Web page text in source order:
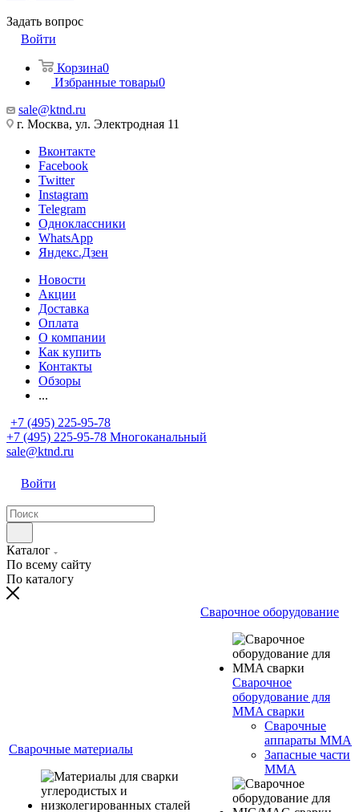
Задать вопрос
Войти
Корзина0
Избранные товары0
sale@ktnd.ru
г. Москва, ул. Электродная 11
Вконтакте
Facebook
Twitter
Instagram
Telegram
Одноклассники
WhatsApp
Яндекс.Дзен
Новости
Акции
Доставка
Оплата
О компании
Как купить
Контакты
Обзоры
...
+7 (495) 225-95-78
+7 (495) 225-95-78 Многоканальный
sale@ktnd.ru
Войти
Каталог
По всему сайту
По каталогу
Сварочные материалы
Сварочное оборудование
Сварочное
оборудование для
MMA сварки
Сварочные
аппараты MMA
Запасные части
MMA